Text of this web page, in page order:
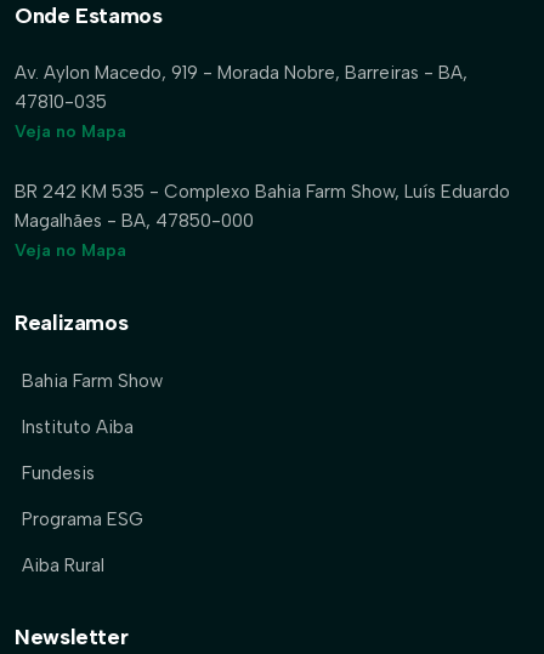
Onde Estamos
Av. Aylon Macedo, 919 - Morada Nobre, Barreiras - BA,
47810-035
Veja no Mapa
BR 242 KM 535 - Complexo Bahia Farm Show, Luís Eduardo
Magalhães - BA, 47850-000
Veja no Mapa
Realizamos
Bahia Farm Show
Instituto Aiba
Fundesis
Programa ESG
Aiba Rural
Newsletter